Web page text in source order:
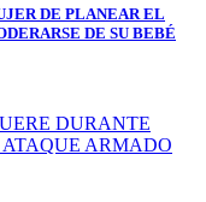
DE PLANEAR EL
DE SU BEBÉ